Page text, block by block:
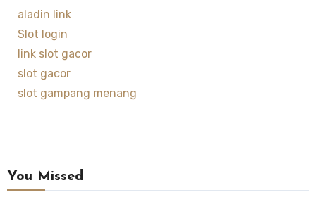
aladin link
Slot login
link slot gacor
slot gacor
slot gampang menang
You Missed